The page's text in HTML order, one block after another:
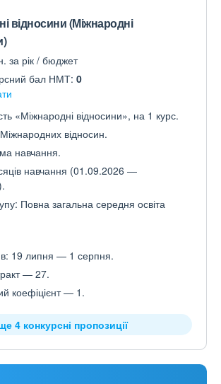
відносини (Міжнародні
за рік / бюджет
бал НМТ: 0
«Міжнародні відносини», на 1 курс.
відносин.
навчання.
навчання (01.09.2026 —
Повна загальна середня освіта
19 липня — 1 серпня.
— 27.
коефіцієнт — 1.
4 конкурсні пропозиції